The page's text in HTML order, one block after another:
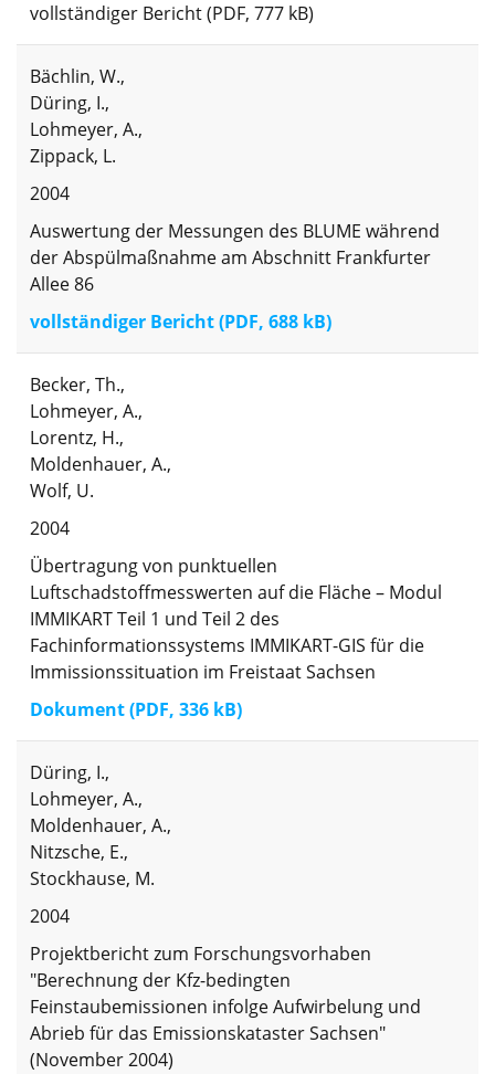
vollständiger Bericht (PDF, 777 kB)
Bächlin, W.,
Düring, I.,
Lohmeyer, A.,
Zippack, L.
2004
Auswertung der Messungen des BLUME während
der Abspülmaßnahme am Abschnitt Frankfurter
Allee 86
vollständiger Bericht (PDF, 688 kB)
Becker, Th.,
Lohmeyer, A.,
Lorentz, H.,
Moldenhauer, A.,
Wolf, U.
2004
Übertragung von punktuellen
Luftschadstoffmesswerten auf die Fläche – Modul
IMMIKART Teil 1 und Teil 2 des
Fachinformationssystems IMMIKART-GIS für die
Immissionssituation im Freistaat Sachsen
Dokument (PDF, 336 kB)
Düring, I.,
Lohmeyer, A.,
Moldenhauer, A.,
Nitzsche, E.,
Stockhause, M.
2004
Projektbericht zum Forschungsvorhaben
"Berechnung der Kfz-bedingten
Feinstaubemissionen infolge Aufwirbelung und
Abrieb für das Emissionskataster Sachsen"
(November 2004)